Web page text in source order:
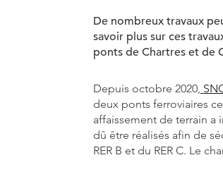
De nombreux travaux
savoir plus sur ces
ponts de Chartres et de
Depuis octobre 2020,
deux ponts ferroviaires
affaissement de terrain
dû être réalisés afin de
RER B et du RER C. Le